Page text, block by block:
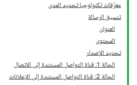
معرّفات تكنولوجيا تحديد المدى
تنسيق الرسالة
العنوان
المحتوى
تحديد الإصدار
الحالة 1: قناة التواصل المستندة إلى الاتصال
الحالة 2: قناة التواصل المستندة إلى الإعلانات